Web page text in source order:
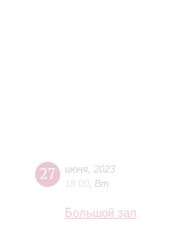
27 июня 2023
18:00 Вт
Большой зал